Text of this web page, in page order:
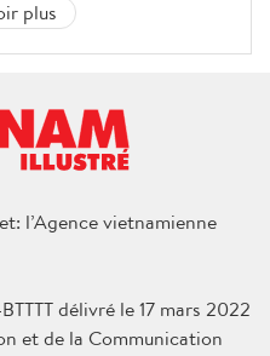
plus
l’Agence vietnamienne
délivré le 17 mars 2022
et de la Communication